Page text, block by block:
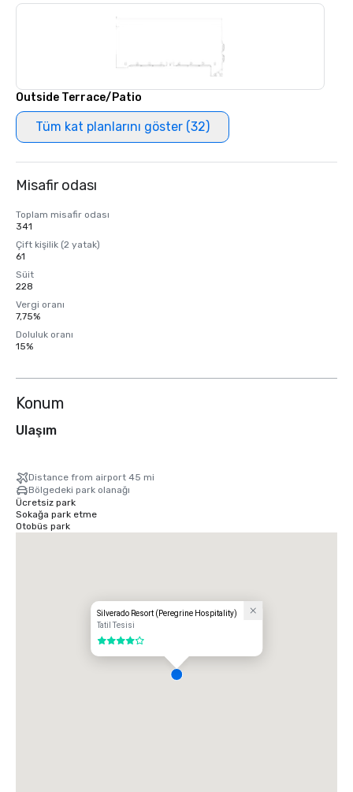
Outside Terrace/Patio
Tüm kat planlarını göster (32)
Misafir odası
Toplam misafir odası
341
Çift kişilik (2 yatak)
61
Süit
228
Vergi oranı
7,75%
Doluluk oranı
15%
Konum
Ulaşım
Distance from airport 45 mi
Bölgedeki park olanağı
Ücretsiz park
Sokağa park etme
Otobüs park
Silverado Resort (Peregrine Hospitality)
Tatil Tesisi
4 / 5